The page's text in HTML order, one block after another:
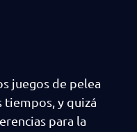
juegos de pelea
tiempos, y quizá
para la